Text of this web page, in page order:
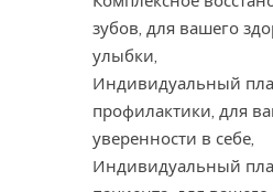
зубов, для вашего
улыбки,
Индивидуальный
профилактики, для
уверенности в себе,
Индивидуальный